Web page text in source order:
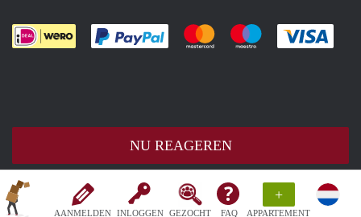
AANMELDEN INLOGGEN GEZOCHT FAQ
+
APPARTEMENT
NU REAGEREN
Je rekent gemakkelijk af met Paypal
Je rekent gemakkelijk af met
Je rekent